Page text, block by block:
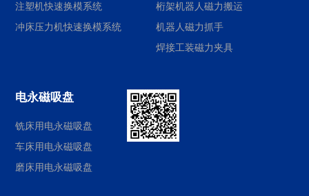
注塑机快速换模系统
冲床压力机快速换模系统
桁架机器人磁力搬运
机器人磁力抓手
焊接工装磁力夹具
电永磁吸盘
铣床用电永磁吸盘
车床用电永磁吸盘
磨床用电永磁吸盘